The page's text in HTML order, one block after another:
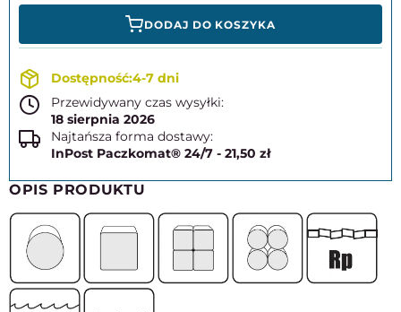
DODAJ DO KOSZYKA
4-7 dni
Przewidywany czas wysyłki:
18 sierpnia 2026
Najtańsza forma dostawy:
InPost Paczkomat® 24/7 - 21,50 zł
OPIS PRODUKTU